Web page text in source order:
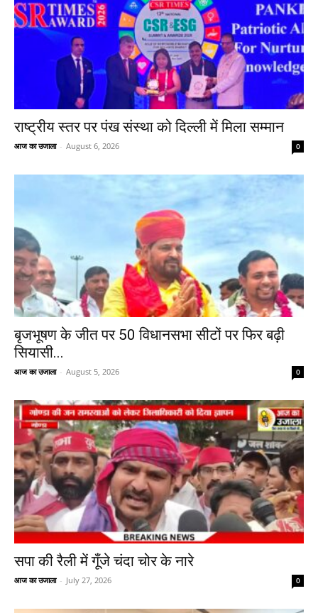
राष्ट्रीय स्तर पर पंख संस्था को दिल्ली में मिला सम्मान
आज का उजाला - August 6, 2026 0
बृजभूषण के जीत पर 50 विधानसभा सीटों पर फिर बढ़ी
सियासी...
आज का उजाला - August 5, 2026 0
सपा की रैली में गूँजे चंदा चोर के नारे
आज का उजाला - July 27, 2026 0